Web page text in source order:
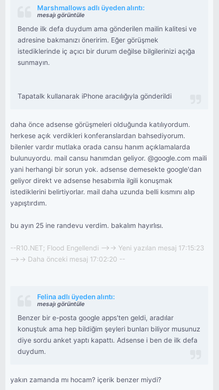
Marshmallows adlı üyeden alıntı:
mesajı görüntüle
Bende ilk defa duydum ama gönderilen mailin kalitesi ve
adresine bakmanızı öneririm. Eğer görüşmek
istediklerinde iç açıcı bir durum değilse bilgilerinizi açığa
sunmayın.
Tapatalk kullanarak iPhone aracılığıyla gönderildi
daha önce adsense görüşmeleri olduğunda katılıyordum.
herkese açık verdikleri konferanslardan bahsediyorum.
bilenler vardır mutlaka orada cansu hanım açıklamalarda
bulunuyordu. mail cansu hanımdan geliyor. @google.com maili
yani herhangi bir sorun yok. adsense demesekte google'dan
geliyor direkt ve adsense hesabımla ilgili konuşmak
istediklerini belirtiyorlar. mail daha uzunda belli kısmını alıp
yapıştırdım.
bu ayın 25 ine randevu verdim. bakalım hayırlısı.
--R10.NET; Flood Engellendi -->-> Yeni yazılan mesaj 17:15:23
-->-> Daha önceki mesaj 17:02:20 --
Felina adlı üyeden alıntı:
mesajı görüntüle
Benzer bir e-posta google apps'ten geldi, aradılar
konuştuk ama hep bildiğim şeyleri bunları biliyor musunuz
diye sordu anket yaptı kapattı. Adsense i ben de ilk defa
duydum.
yakın zamanda mı hocam? içerik benzer miydi?